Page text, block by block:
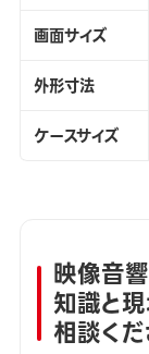
画面サイズ
外形寸法
ケースサイズ
映像音
知識と
相談くだ